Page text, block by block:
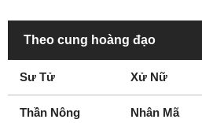
Theo cung hoàng đạo
Sư Tử Xử Nữ
Thần Nông Nhân Mã